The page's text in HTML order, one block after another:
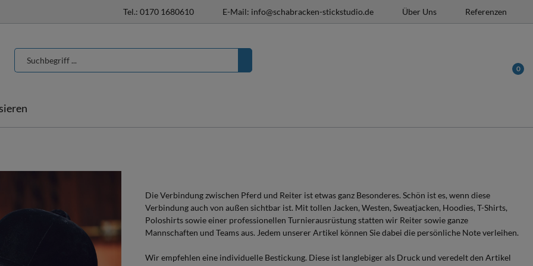
Tel.: 0170 1680610 E-Mail: info@schabracken-stickstudio.de Über Uns Referenzen
0
Hufglocken
individualisieren
Die Verbindung zwischen Pferd und Reiter ist etwas ganz Besonderes. Schön ist es, wenn diese
Verbindung auch von außen sichtbar ist. Mit tollen Jacken, Westen, Sweatjacken, Hoodies, T-Shirts,
Poloshirts sowie einer professionellen Turnierausrüstung statten wir Reiter sowie ganze
Mannschaften und Teams aus. Jedem unserer Artikel können Sie dabei die persönliche Note verleihen.
Wir empfehlen eine individuelle Bestickung. Diese ist langlebiger als Druck und veredelt den Artikel